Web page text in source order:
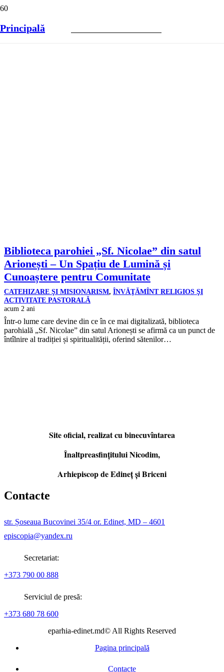
Principală
Biblioteca parohiei „Sf. Nicolae” din satul
Arionești – Un Spațiu de Lumină și
Cunoaștere pentru Comunitate
CATEHIZARE ŞI MISIONARISM, ÎNVĂŢĂMÎNT RELIGIOS ŞI
ACTIVITATE PASTORALĂ
acum 2 ani
Într-o lume care devine din ce în ce mai digitalizată, biblioteca
parohială „Sf. Nicolae” din satul Arionești se afirmă ca un punct de
întîlnire al tradiției și spiritualității, oferind sătenilor…
Site oficial, realizat cu binecuvîntarea
Înaltpreasfințitului Nicodim,
Arhiepiscop de Edineţ şi Briceni
Contacte
str. Șoseaua Bucovinei 35/4 or. Edinet, MD – 4601
episcopia@yandex.ru
Secretariat:
+373 790 00 888
Serviciul de presă:
+373 680 78 600
eparhia-edinet.md© All Rights Reserved
Pagina principală
Contacte